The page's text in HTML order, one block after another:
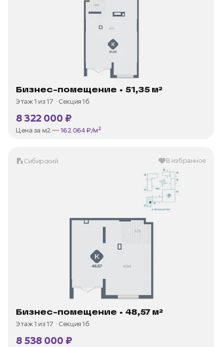
Бизнес-помещение • 51,35 м²
Этаж 1 из 17 Секция 1б
8 322 000 ₽
Цена за м2 —162 064 ₽/м²
Сибирский В избранное
Бизнес-помещение • 48,57 м²
Этаж 1 из 17 Секция 1б
8 538 000 ₽